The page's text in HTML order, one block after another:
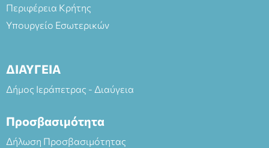
Περιφέρεια Κρήτης
Υπουργείο Εσωτερικών
ΔΙΑΥΓΕΙΑ
Δήμος Ιεράπετρας - Διαύγεια
Προσβασιμότητα
Δήλωση Προσβασιμότητας